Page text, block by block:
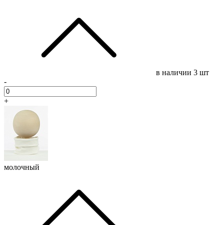
в наличии 3 шт
-
+
молочный